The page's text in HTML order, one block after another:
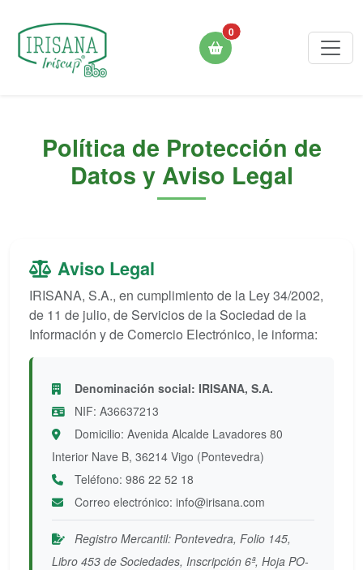
0
Política de Protección de
Datos y Aviso Legal
Aviso Legal
IRISANA, S.A., en cumplimiento de la Ley 34/2002,
de 11 de julio, de Servicios de la Sociedad de la
Información y de Comercio Electrónico, le informa:
Denominación social: IRISANA, S.A.
NIF: A36637213
Domicilio: Avenida Alcalde Lavadores 80
Interior Nave B, 36214 Vigo (Pontevedra)
Teléfono: 986 22 52 18
Correo electrónico: info@irisana.com
Registro Mercantil: Pontevedra, Folio 145,
Libro 453 de Sociedades, Inscripción 6ª, Hoja PO-